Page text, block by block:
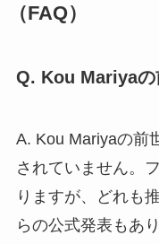
（FAQ）
Q. Kou Mariyaの
A. Kou Mariyaの前
されていません。
りますが、どれも
らの公式発表もあ